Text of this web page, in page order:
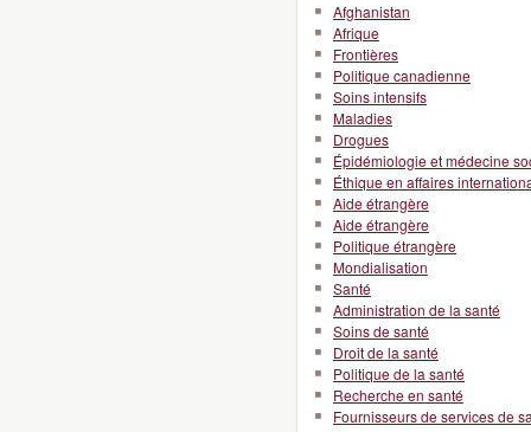
Afghanistan
Afrique
Frontières
Politique canadienne
Soins intensifs
Maladies
Drogues
Épidémiologie et médecine
Éthique en affaires
Aide étrangère
Aide étrangère
Politique étrangère
Mondialisation
Santé
Administration de la santé
Soins de santé
Droit de la santé
Politique de la santé
Recherche en santé
Fournisseurs de services de